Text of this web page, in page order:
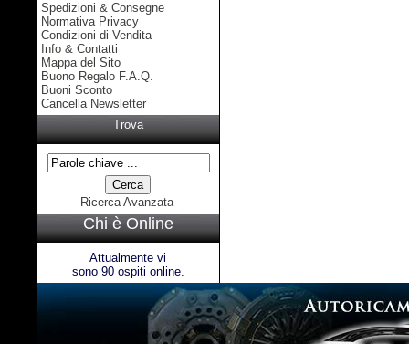
Informazioni
Spedizioni & Consegne
Normativa Privacy
Condizioni di Vendita
Info & Contatti
Mappa del Sito
Buono Regalo F.A.Q.
Buoni Sconto
Cancella Newsletter
Trova
Ricerca Avanzata
Chi è Online
Attualmente vi
sono 90 ospiti online.